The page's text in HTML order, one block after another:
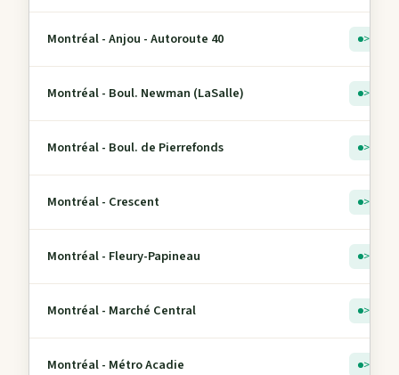
Montréal - Anjou - Autoroute 40 > 5
Montréal - Boul. Newman (LaSalle) > 5
Montréal - Boul. de Pierrefonds > 5
Montréal - Crescent > 5
Montréal - Fleury-Papineau > 5
Montréal - Marché Central > 5
Montréal - Métro Acadie > 5